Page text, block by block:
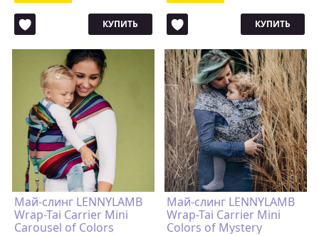
КУПИТЬ КУПИТЬ
Май-слинг LENNYLAMB
Wrap-Tai Carrier Mini
Carousel of Colors
Май-слинг LENNYLAMB
Wrap-Tai Carrier Mini
Colors of Mystery